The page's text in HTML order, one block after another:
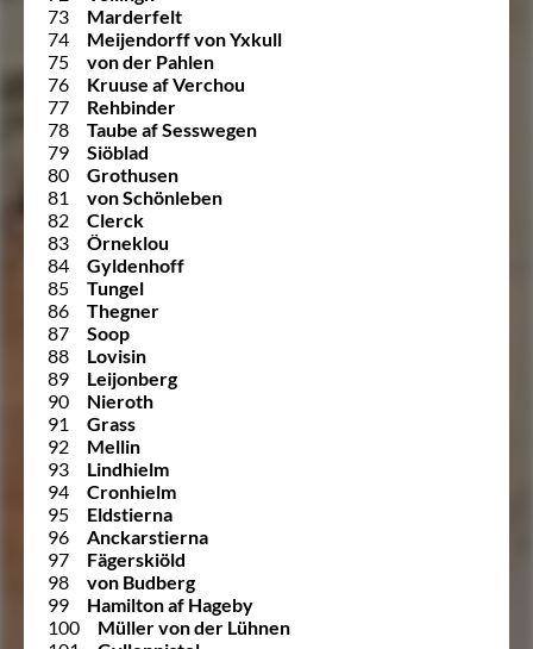
73
Marderfelt
74
Meijendorff von Yxkull
75
von der Pahlen
76
Kruuse af Verchou
77
Rehbinder
78
Taube af Sesswegen
79
Siöblad
80
Grothusen
81
von Schönleben
82
Clerck
83
Örneklou
84
Gyldenhoff
85
Tungel
86
Thegner
87
Soop
88
Lovisin
89
Leijonberg
90
Nieroth
91
Grass
92
Mellin
93
Lindhielm
94
Cronhielm
95
Eldstierna
96
Anckarstierna
97
Fägerskiöld
98
von Budberg
99
Hamilton af Hageby
100
Müller von der Lühnen